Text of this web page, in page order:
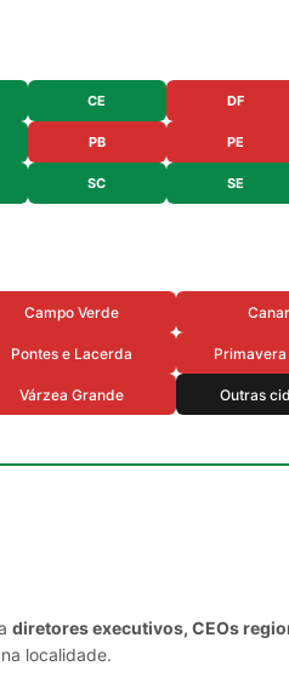
CE DF
PB PE
SC SE
Campo Verde
Pontes e Lacerda
Várzea Grande Outras
diretores executivos, CEOs
localidade.